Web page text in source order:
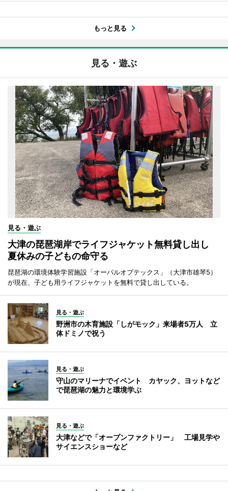
もっと見る
見る・遊ぶ
見る・遊ぶ
大津の琵琶湖岸でライフジャケット無料貸し出し
夏休みの子どもの命守る
琵琶湖の環境体験学習施設「オーパルオプテックス」（大津市雄琴5）
が現在、子ども用ライフジャケットを無料で貸し出している。
見る・遊ぶ
野洲市の木育施設「しがモック」来場者5万人 立
体ドミノで祝う
見る・遊ぶ
守山のマリーナでイベント カヤック、ヨットなど
で琵琶湖の魅力と環境学ぶ
見る・遊ぶ
大津などで「オープンファクトリー」 工場見学や
サイエンスショーなど